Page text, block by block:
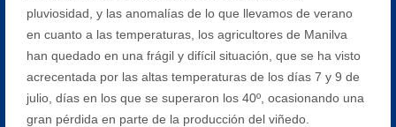
pluviosidad, y las anomalías de lo que llevamos de verano
en cuanto a las temperaturas, los agricultores de Manilva
han quedado en una frágil y difícil situación, que se ha visto
acrecentada por las altas temperaturas de los días 7 y 9 de
julio, días en los que se superaron los 40º, ocasionando una
gran pérdida en parte de la producción del viñedo.